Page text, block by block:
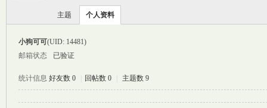
主题 个人资料
小狗可可(UID: 14481)
邮箱状态
已验证
统计信息 好友数 0 回帖数 0 主题数 9